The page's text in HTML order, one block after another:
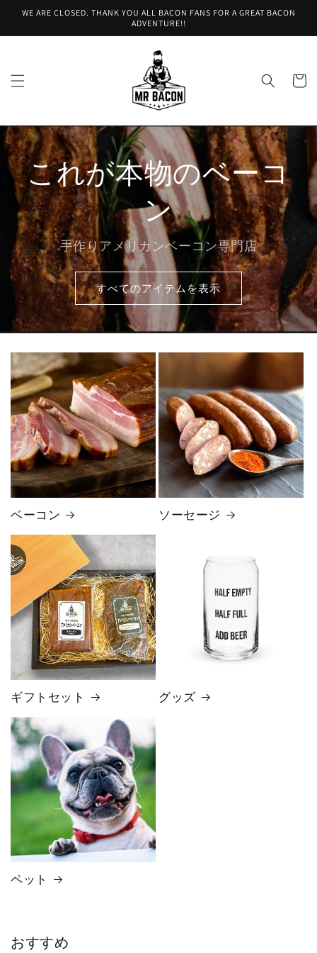
ンツに
WE ARE CLOSED. THANK YOU ALL BACON FANS FOR A GREAT BACON
ADVENTURE!!
ー
これが本物のベーコ
ン
手作りアメリカンベーコン専門店
すべてのアイテムを表示
ベーコン ソーセージ
ギフトセット グッズ
ペット
おすすめ